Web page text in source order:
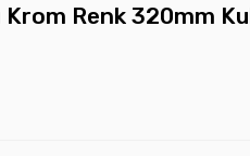
Renk 320mm